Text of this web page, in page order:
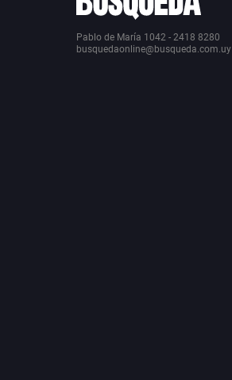
Pablo de María 1042 - 2418 8280
busquedaonline@busqueda.com.uy